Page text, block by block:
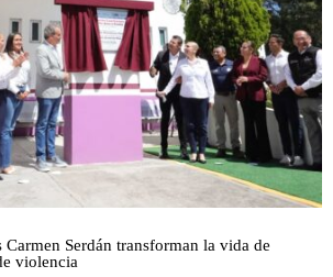
Carmen Serdán transforman la vida de
violencia